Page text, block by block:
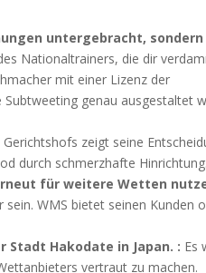
untergebracht,
Nationaltrainers, die dir
mit einer Lizenz der
genau ausgestaltet
zeigt seine
durch schmerzhafte Hinrichtung.
für weitere Wetten
sein. WMS bietet seinen Kunden
Hakodate in Japan. : Es
vertraut zu machen.